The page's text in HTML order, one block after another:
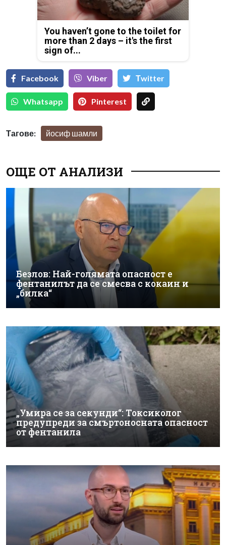
You haven’t gone to the toilet for
more than 2 days – it's the first
sign of...
Facebook Viber Тwitter
Whatsapp Pinterest
Тагове: йосиф шамли
ОЩЕ ОТ АНАЛИЗИ
Безлов: Най-голямата опасност е
фентанилът да се смесва с кокаин и
„билка“
„Умира се за секунди“: Токсиколог
предупреди за смъртоносната опасност
от фентанила